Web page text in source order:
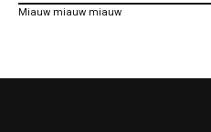
Miauw miauw miauw